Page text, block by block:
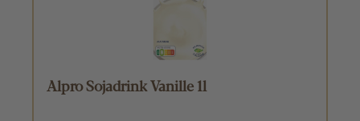
Alpro Sojadrink Vanille 1l